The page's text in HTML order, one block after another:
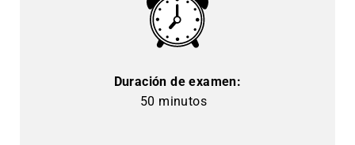
Duración de examen:
50 minutos